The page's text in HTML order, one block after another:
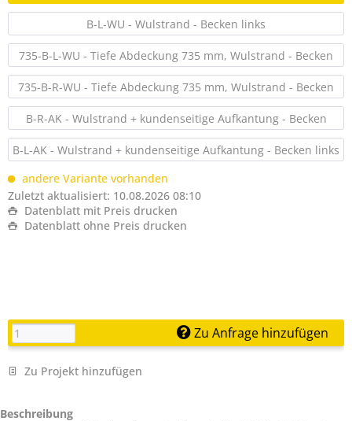
B-L-WU - Wulstrand - Becken links
735-B-L-WU - Tiefe Abdeckung 735 mm, Wulstrand - Becken
links
735-B-R-WU - Tiefe Abdeckung 735 mm, Wulstrand - Becken
rechts
B-R-AK - Wulstrand + kundenseitige Aufkantung - Becken
rechts
B-L-AK - Wulstrand + kundenseitige Aufkantung - Becken links
andere Variante vorhanden
Zuletzt aktualisiert: 10.08.2026 08:10
Datenblatt mit Preis drucken
Datenblatt ohne Preis drucken
Zu Anfrage hinzufügen
Zu Projekt hinzufügen
Beschreibung